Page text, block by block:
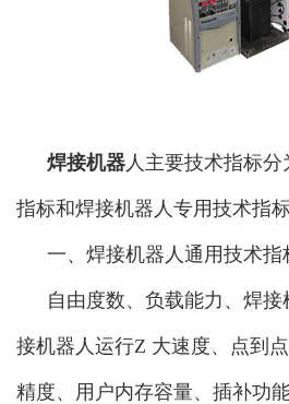
焊接机器 人主要技术指标分
指标和焊接机器人专用技术
一、焊接机器人通用技术指
自由度数、负载能力、焊
接机器人运行Z 大速度、点到
精度、用户内存容量、插补功